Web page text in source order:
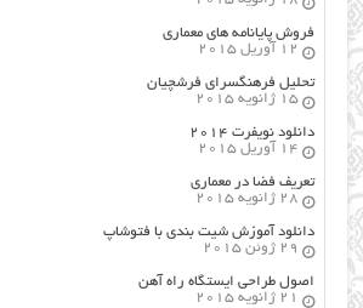
فروش پایانامه های معماری
12 آوریل 2015
تحلیل فرهنگسرای فرشچیان
15 ژانویه 2015
دانلود نویفرت ۲۰۱۴
14 آوریل 2015
تعریف فضا در معماری
28 ژانویه 2015
دانلود آموزش شیت بندی با فتوشاپ
29 ژوئن 2015
اصول طراحي ایستگاه راه آهن
21 ژانویه 2015